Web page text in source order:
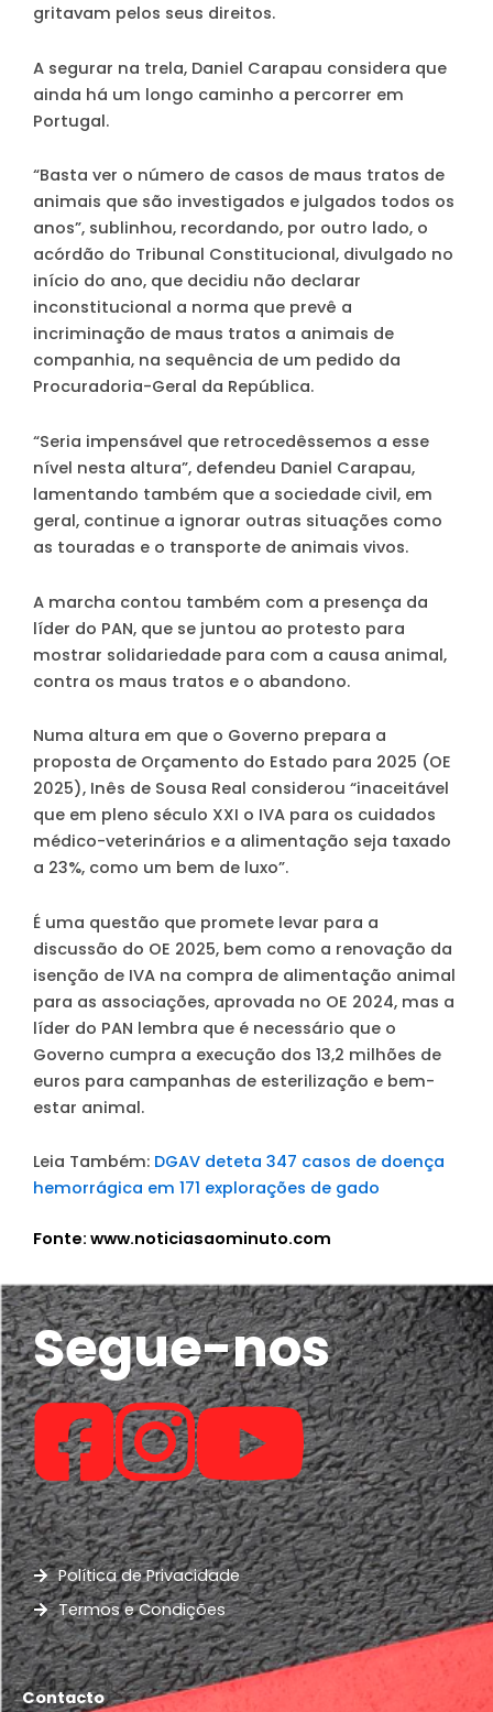
gritavam pelos seus direitos.
A segurar na trela, Daniel Carapau considera que
ainda há um longo caminho a percorrer em
Portugal.
“Basta ver o número de casos de maus tratos de
animais que são investigados e julgados todos os
anos”, sublinhou, recordando, por outro lado, o
acórdão do Tribunal Constitucional, divulgado no
início do ano, que decidiu não declarar
inconstitucional a norma que prevê a
incriminação de maus tratos a animais de
companhia, na sequência de um pedido da
Procuradoria-Geral da República.
“Seria impensável que retrocedêssemos a esse
nível nesta altura”, defendeu Daniel Carapau,
lamentando também que a sociedade civil, em
geral, continue a ignorar outras situações como
as touradas e o transporte de animais vivos.
A marcha contou também com a presença da
líder do PAN, que se juntou ao protesto para
mostrar solidariedade para com a causa animal,
contra os maus tratos e o abandono.
Numa altura em que o Governo prepara a
proposta de Orçamento do Estado para 2025 (OE
2025), Inês de Sousa Real considerou “inaceitável
que em pleno século XXI o IVA para os cuidados
médico-veterinários e a alimentação seja taxado
a 23%, como um bem de luxo”.
É uma questão que promete levar para a
discussão do OE 2025, bem como a renovação da
isenção de IVA na compra de alimentação animal
para as associações, aprovada no OE 2024, mas a
líder do PAN lembra que é necessário que o
Governo cumpra a execução dos 13,2 milhões de
euros para campanhas de esterilização e bem-
estar animal.
Leia Também: DGAV deteta 347 casos de doença
hemorrágica em 171 explorações de gado
Fonte: www.noticiasaominuto.com
Segue-nos
Política de Privacidade
Termos e Condições
Contacto